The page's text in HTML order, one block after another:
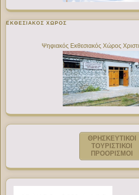
ΕΚΘΕΣΙΑΚΌΣ ΧΏΡΟΣ
Ψηφιακός Εκθεσιακός Χώρος
ΘΡΗΣΚΕΥΤΙΚΟΙ
ΤΟΥΡΙΣΤΙΚΟΙ
ΠΡΟΟΡΙΣΜΟΙ